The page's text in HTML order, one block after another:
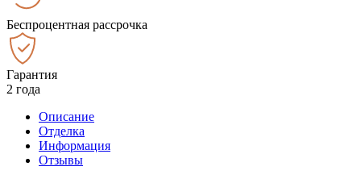
Беспроцентная рассрочка
Гарантия
2 года
Описание
Отделка
Информация
Отзывы